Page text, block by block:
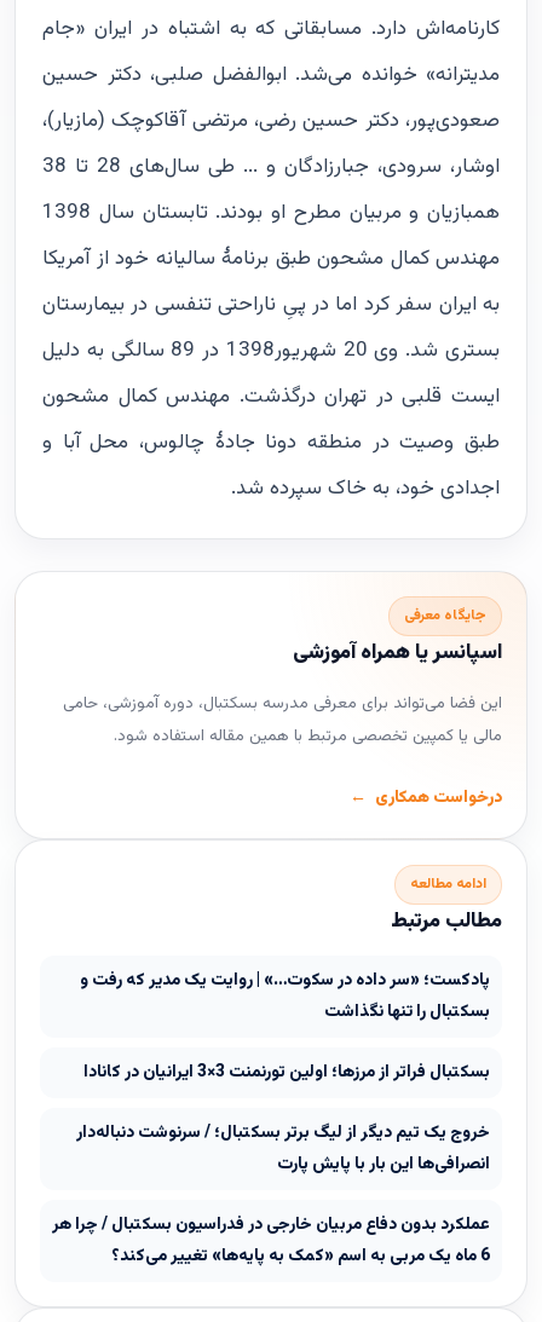
کارنامه‌اش دارد. مسابقاتی که به اشتباه در ایران «جام
مدیترانه» خوانده می‌شد. ابوالفضل صلبی، دکتر حسین
صعودی‌پور، دکتر حسین رضی، مرتضی آقاکوچک (مازیار)،
اوشار، سرودی، جبارزادگان و ... طی سال‌های 28 تا 38
همبازیان و مربیان مطرح او بودند. تابستان سال 1398
مهندس کمال مشحون طبق برنامۀ سالیانه خود از آمریکا
به ایران سفر کرد اما در پیِ ناراحتی تنفسی در بیمارستان
بستری شد. وی 20 شهریور1398 در 89 سالگی به دلیل
ایست قلبی در تهران درگذشت. مهندس کمال مشحون
طبق وصیت در منطقه دونا جادۀ چالوس، محل آبا و
اجدادی خود، به خاک سپرده شد.
جایگاه معرفی
اسپانسر یا همراه آموزشی
این فضا می‌تواند برای معرفی مدرسه بسکتبال، دوره آموزشی، حامی
مالی یا کمپین تخصصی مرتبط با همین مقاله استفاده شود.
درخواست همکاری
ادامه مطالعه
مطالب مرتبط
پادکست؛ «سر داده در سکوت…» | روایت یک مدیر که رفت و
بسکتبال را تنها نگذاشت
بسکتبال فراتر از مرزها؛ اولین تورنمنت 3×3 ایرانیان در کانادا
خروج یک تیم دیگر از لیگ برتر بسکتبال؛ / سرنوشت دنباله‌دار
انصرافی‌ها این بار با پایش پارت
عملکرد بدون دفاع مربیان خارجی در فدراسیون بسکتبال / چرا هر
6 ماه یک مربی به اسم «کمک به پایه‌ها» تغییر می‌کند؟